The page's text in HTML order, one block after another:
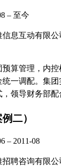
– 至今
息互动有限
预算管理，内
一调配。集
领导财务部
二）
– 2011-08
聘咨询有限